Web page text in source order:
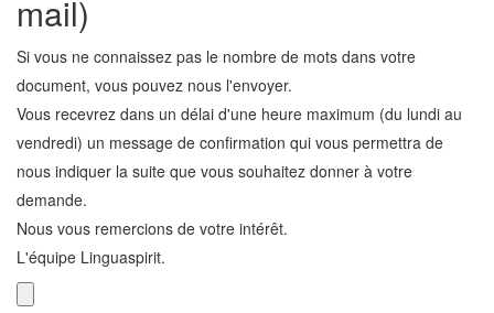
mail)
Si vous ne connaissez pas le nombre de mots dans votre
document, vous pouvez nous l'envoyer.
Vous recevrez dans un délai d'une heure maximum (du lundi au
vendredi) un message de confirmation qui vous permettra de
nous indiquer la suite que vous souhaitez donner à votre
demande.
Nous vous remercions de votre intérêt.
L'équipe Linguaspirit.